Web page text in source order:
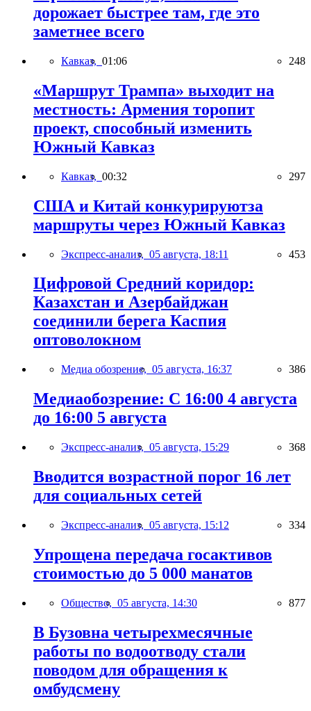
дорожает быстрее там, где это
заметнее всего
Кавказ, 01:06 248
«Маршрут Трампа» выходит на
местность: Армения торопит
проект, способный изменить
Южный Кавказ
Кавказ, 00:32 297
США и Китай конкурируютза
маршруты через Южный Кавказ
Экспресс-анализ, 05 августа, 18:11 453
Цифровой Средний коридор:
Казахстан и Азербайджан
соединили берега Каспия
оптоволокном
Медиа обозрение, 05 августа, 16:37 386
Медиаобозрение: С 16:00 4 августа
до 16:00 5 августа
Экспресс-анализ, 05 августа, 15:29 368
Вводится возрастной порог 16 лет
для социальных сетей
Экспресс-анализ, 05 августа, 15:12 334
Упрощена передача госактивов
стоимостью до 5 000 манатов
Общество, 05 августа, 14:30 877
В Бузовна четырехмесячные
работы по водоотводу стали
поводом для обращения к
омбудсмену